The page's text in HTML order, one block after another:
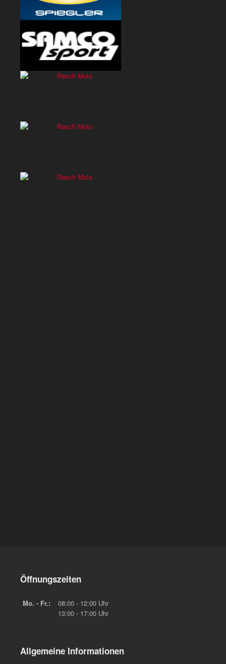
Öffnungszeiten
Mo. - Fr.:
08:00 - 12:00 Uhr
13:00 - 17:00 Uhr
Allgemeine Informationen